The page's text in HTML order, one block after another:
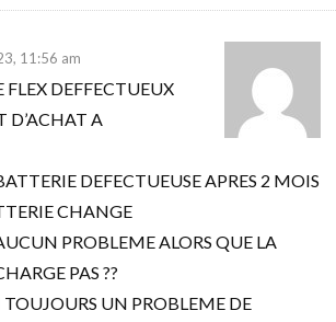
11:56 am
FLEX DEFFECTUEUX
D’ACHAT A
DEFECTUEUSE APRES 2 MOIS
CHANGE
PROBLEME ALORS QUE LA
PAS ??
UN PROBLEME DE